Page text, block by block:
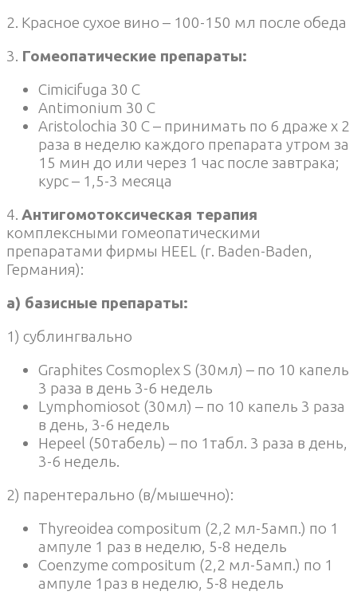
2. Красное сухое вино – 100-150 мл после обеда
3. Гомеопатические препараты:
Cimicifuga 30 C
Antimonium 30 C
Aristolochia 30 C – принимать по 6 драже х 2
раза в неделю каждого препарата утром за
15 мин до или через 1 час после завтрака;
курс – 1,5-3 месяца
4. Антигомотоксическая терапия
комплексными гомеопатическими
препаратами фирмы HEEL (г. Baden-Baden,
Германия):
а) базисные препараты:
1) сублингвально
Graphites Cosmoplex S (30мл) – по 10 капель
3 раза в день 3-6 недель
Lymphomiosot (30мл) – по 10 капель 3 раза
в день, 3-6 недель
Hepeel (50табель) – по 1табл. 3 раза в день,
3-6 недель.
2) парентерально (в/мышечно):
Thyreoidea compositum (2,2 мл-5амп.) по 1
ампуле 1 раз в неделю, 5-8 недель
Coenzyme compositum (2,2 мл-5амп.) по 1
ампуле 1раз в неделю, 5-8 недель